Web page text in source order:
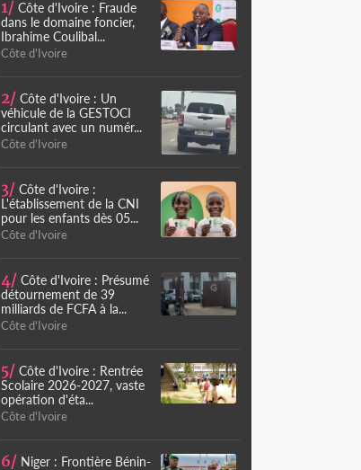
1/ Côte d'Ivoire : Fraude
dans le domaine foncier,
Ibrahime Coulibal...
Côte d'Ivoire
2/ Côte d'Ivoire : Un
véhicule de la GESTOCI
circulant avec un numér...
Côte d'Ivoire
3/ Côte d'Ivoire :
L'établissement de la CNI
pour les enfants dès 05...
Côte d'Ivoire
4/ Côte d'Ivoire : Présumé
détournement de 39
milliards de FCFA à la...
Côte d'Ivoire
5/ Côte d'Ivoire : Rentrée
Scolaire 2026-2027, vaste
opération d'éta...
Côte d'Ivoire
6/ Niger : Frontière Bénin-